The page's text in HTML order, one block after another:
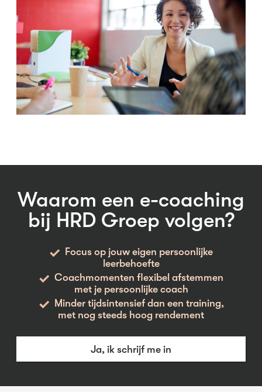
Waarom een e-coaching
bij HRD Groep volgen?
Focus op jouw eigen persoonlijke
leerbehoefte
Coachmomenten flexibel afstemmen
met je persoonlijke coach
Minder tijdsintensief dan een training,
met nog steeds hoog rendement
Ja, ik schrijf me in